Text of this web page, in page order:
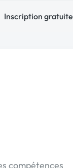
Inscription gratuite
compétences